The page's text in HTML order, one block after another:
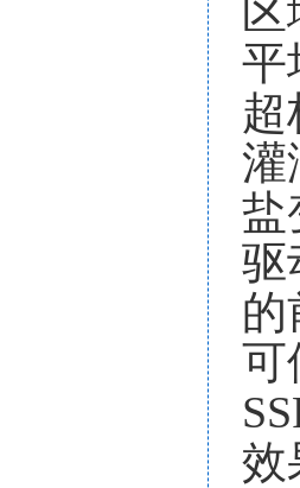
平
超
灌
盐
驱
的
可
效